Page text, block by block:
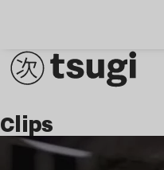
clips